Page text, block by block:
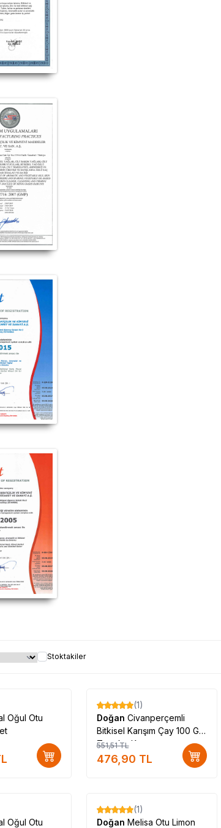
yerler, Doğan Baharat ürünü satan yerler, Doğan Baharat ürünü
Baharat ürünü nerden alabilirim, Doğan Baharat ürünü etkileri,
Doğan Baharat ürünü faydaları neler, Doğan Baharat hakkındaki
#Doğan_Baharat_marka #Doğan_Baharat_marka_ürünler #Doğan_Baharat_markası
#Doğan_Baharat_markanın_ürünlerini_satan
#Doğan_Baharat_satışı #Doğan_Baharat_satan #Doğan_Baharat_satan_yer
Stoktakiler
Oğul Otu
%14
(1)
Doğan Civanperçemli
Bitkisel Karışım Çay 100 Gr
Teneke Kutu
551,51TL
476,90 TL
Oğul Otu
%15
(1)
Doğan Melisa Otu Limon